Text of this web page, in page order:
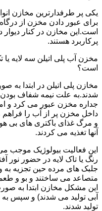
یکی پر طرفدارترین مخازن
برای عبور دادن مخزن از
است.این مخازن در کنار دیوار
پرکاربرد هستند.
مخزن آب پلی اتیلن سه لایه یا
است؟
مخازن پلی اتیلن در ابتدا به
شدند.به علت نیمه شفاف بودن
جداره مخزن عبور می کرد و
داخل مخزن پر از آب را
و مرگ غذای باکتری های بی
آنها تغذیه می کردند.
این فعالیت بیولوژیک موجب
رنگ یا تاک لایه در حضور نور
جلبک های مرده حین تجزیه به
متصاعد می ساختند و بو و
این مشکل مخازن ابتدا به
آبی تولید می شدند) و سپس
تولید شدند.